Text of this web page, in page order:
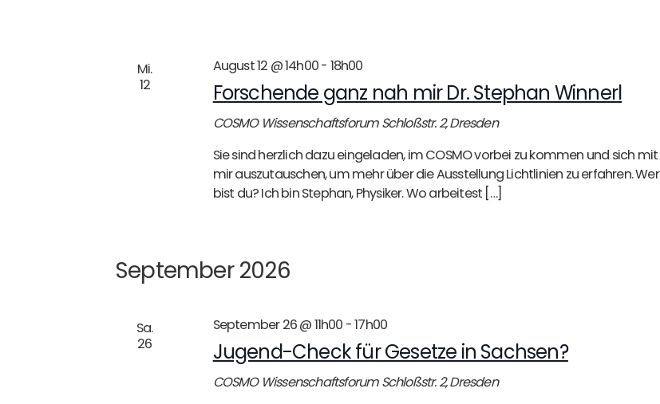
Mi.
12
Forschende ganz nah mir Dr. Stephan Winnerl
August 12 @ 14h00- 18h00
COSMO WissenschaftsforumSchloßstr. 2, Dresden
Sie sind herzlich dazu eingeladen, im COSMO vorbei zu kommen und sich mit
mir auszutauschen, um mehr über die Ausstellung Lichtlinien zu erfahren. Wer
bist du? Ich bin Stephan, Physiker. Wo arbeitest […]
September 2026
Sa.
26
Jugend-Check für Gesetze in Sachsen?
September 26 @ 11h00 -17h00
COSMO WissenschaftsforumSchloßstr. 2, Dresden